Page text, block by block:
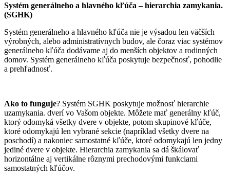
Systém generálneho a hlavného kľúča – hierarchia zamykania.
(SGHK)
Systém generálneho a hlavného kľúča nie je výsadou len väčších
výrobných, alebo administratívnych budov, ale čoraz viac systémov
generálneho kľúča dodávame aj do menších objektov a rodinných
domov. Systém generálneho kľúča poskytuje bezpečnosť, pohodlie
a prehľadnosť.
Ako to funguje? Systém SGHK poskytuje možnosť hierarchie
uzamykania. dverí vo Vašom objekte. Môžete mať generálny kľúč,
ktorý odomyká všetky dvere v objekte, potom skupinové kľúče,
ktoré odomykajú len vybrané sekcie (napríklad všetky dvere na
poschodí) a nakoniec samostatné kľúče, ktoré odomykajú len jedny
jediné dvere v objekte. Hierarchia zamykania sa dá škálovať
horizontálne aj vertikálne rôznymi prechodovými funkciami
samostatných kľúčov.